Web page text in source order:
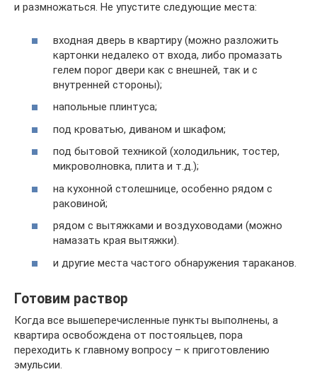
и размножаться. Не упустите следующие места:
входная дверь в квартиру (можно разложить
картонки недалеко от входа, либо промазать
гелем порог двери как с внешней, так и с
внутренней стороны);
напольные плинтуса;
под кроватью, диваном и шкафом;
под бытовой техникой (холодильник, тостер,
микроволновка, плита и т.д.);
на кухонной столешнице, особенно рядом с
раковиной;
рядом с вытяжками и воздуховодами (можно
намазать края вытяжки).
и другие места частого обнаружения тараканов.
Готовим раствор
Когда все вышеперечисленные пункты выполнены, а
квартира освобождена от постояльцев, пора
переходить к главному вопросу – к приготовлению
эмульсии.